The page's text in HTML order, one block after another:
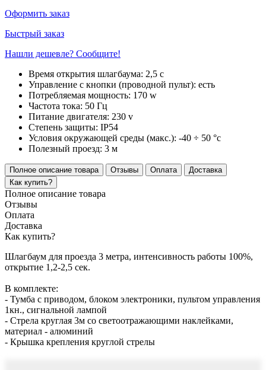
Оформить заказ
Быстрый заказ
Нашли дешевле? Сообщите!
Время открытия шлагбаума: 2,5 с
Управление с кнопки (проводной пульт): есть
Потребляемая мощность: 170 w
Частота тока: 50 Гц
Питание двигателя: 230 v
Степень защиты: IP54
Условия окружающей среды (макс.): -40 ÷ 50 °c
Полезный проезд: 3 м
Полное описание товара Отзывы Оплата
Доставка
Как купить?
Полное описание товара
Отзывы
Оплата
Доставка
Как купить?
Шлагбаум для проезда 3 метра, интенсивность работы 100%,
открытие 1,2-2,5 сек.
В комплекте:
- Тумба с приводом, блоком электроники, пультом управления
1кн., сигнальной лампой
- Стрела круглая 3м со светоотражающими наклейками,
материал - алюминий
- Крышка крепления круглой стрелы